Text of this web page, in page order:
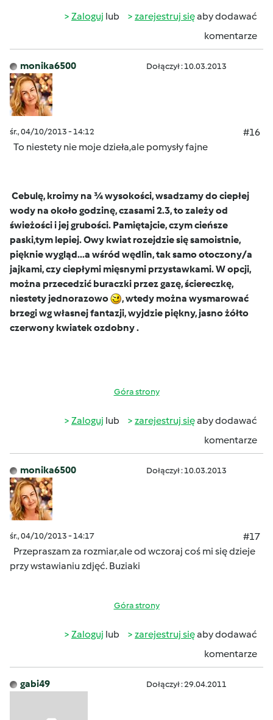
Zaloguj lub zarejestruj sięaby dodawać
komentarze
monika6500 Dołączył : 10.03.2013
śr., 04/10/2013 - 14:12
#16
To niestety nie moje dzieła,ale pomysły fajne
Cebulę, kroimy na ¾ wysokości, wsadzamy do ciepłej
wody na około godzinę, czasami 2.3, to zależy od
świeżości i jej grubości. Pamiętajcie, czym cieńsze
paski,tym lepiej.Owy kwiat rozejdzie się samoistnie,
pięknie wygląd...a wśród wędlin, tak samo otoczony/a
jajkami, czy ciepłymi mięsnymi przystawkami. W opcji,
można przecedzić buraczki przez gazę, ściereczkę,
niestety jednorazowo
, wtedy można wysmarować
brzegi wg własnej fantazji, wyjdzie piękny, jasno żółto
czerwony kwiatek ozdobny .
Góra strony
Zaloguj lub zarejestruj sięaby dodawać
komentarze
monika6500 Dołączył : 10.03.2013
śr., 04/10/2013 - 14:17
#17
Przepraszam za rozmiar,ale od wczoraj coś mi się dzieje
przy wstawianiu zdjęć. Buziaki
Góra strony
Zaloguj lub zarejestruj sięaby dodawać
komentarze
gabi49 Dołączył : 29.04.2011